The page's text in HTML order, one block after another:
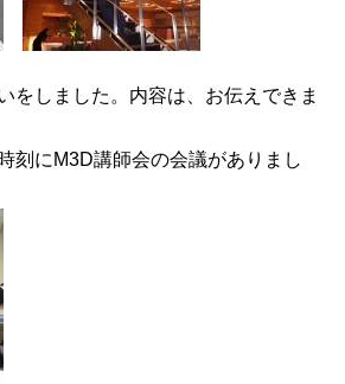
をしました。内容は、お伝えできま
刻にM3D講師会の会議がありまし